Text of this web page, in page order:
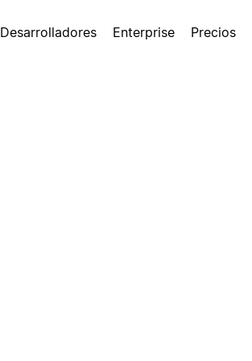
Desarrolladores Enterprise Precios